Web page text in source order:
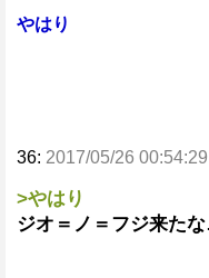
やはり
36: 2017/05/26
>やはり
ジオ＝ノ＝フジ来た